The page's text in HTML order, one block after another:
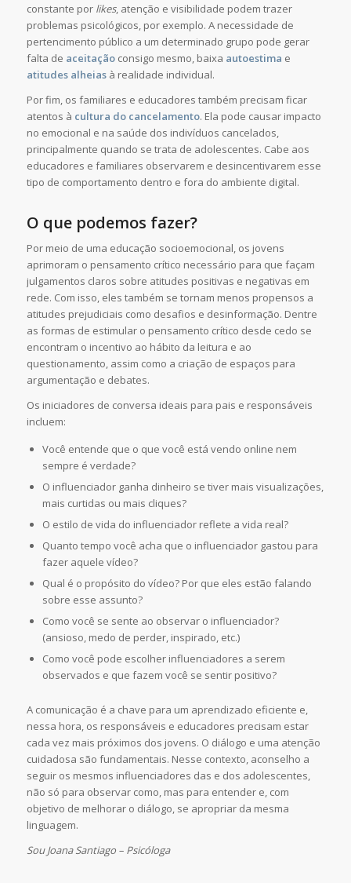
constante por likes, atenção e visibilidade podem trazer
problemas psicológicos, por exemplo. A necessidade de
pertencimento público a um determinado grupo pode gerar
falta de aceitaçãoconsigo mesmo, baixa autoestima e
atitudes alheiasà realidade individual.
Por fim, os familiares e educadores também precisam ficar
atentos à cultura do cancelamento. Ela pode causar impacto
no emocional e na saúde dos indivíduos cancelados,
principalmente quando se trata de adolescentes. Cabe aos
educadores e familiares observarem e desincentivarem esse
tipo de comportamento dentro e fora do ambiente digital.
O que podemos fazer?
Por meio de uma educação socioemocional, os jovens
aprimoram o pensamento crítico necessário para que façam
julgamentos claros sobre atitudes positivas e negativas em
rede. Com isso, eles também se tornam menos propensos a
atitudes prejudiciais como desafios e desinformação. Dentre
as formas de estimular o pensamento crítico desde cedo se
encontram o incentivo ao hábito da leitura e ao
questionamento, assim como a criação de espaços para
argumentação e debates.
Os iniciadores de conversa ideais para pais e responsáveis ​​
incluem:
Você entende que o que você está vendo online nem
sempre é verdade?
O influenciador ganha dinheiro se tiver mais visualizações,
mais curtidas ou mais cliques?
O estilo de vida do influenciador reflete a vida real?
Quanto tempo você acha que o influenciador gastou para
fazer aquele vídeo?
Qual é o propósito do vídeo? Por que eles estão falando
sobre esse assunto?
Como você se sente ao observar o influenciador?
(ansioso, medo de perder, inspirado, etc.)
Como você pode escolher influenciadores a serem
observados e que fazem você se sentir positivo?
A comunicação é a chave para um aprendizado eficiente e,
nessa hora, os responsáveis e educadores precisam estar
cada vez mais próximos dos jovens. O diálogo e uma atenção
cuidadosa são fundamentais. Nesse contexto, aconselho a
seguir os mesmos influenciadores das e dos adolescentes,
não só para observar como, mas para entender e, com
objetivo de melhorar o diálogo, se apropriar da mesma
linguagem.
Sou Joana Santiago – Psicóloga